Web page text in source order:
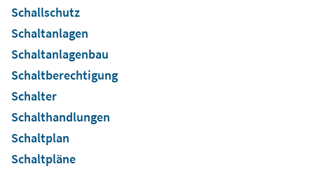
Schallschutz
Schaltanlagen
Schaltanlagenbau
Schaltberechtigung
Schalter
Schalthandlungen
Schaltplan
Schaltpläne